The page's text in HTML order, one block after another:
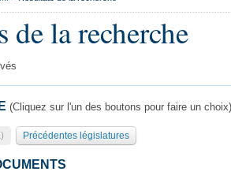
de l'Assemblée
de la recherche
(Cliquez sur l'un des boutons pour faire un choix)
Précédentes législatures